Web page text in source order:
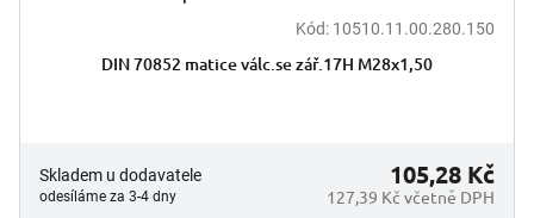
Kód: 10510.11.00.280.150
DIN 70852 matice válc.se zář.17H M28x1,50
Skladem u dodavatele
odesíláme za 3-4 dny 127,39 Kč včetně DPH
105,28 Kč